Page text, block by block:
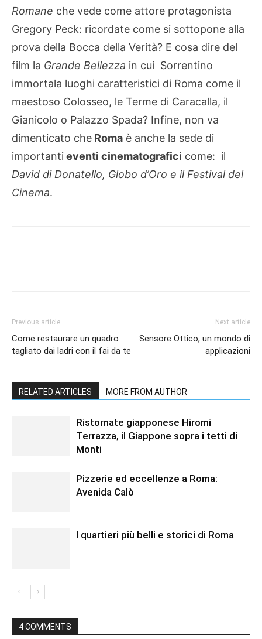
Romane che vede come attore protagonista
Gregory Peck: ricordate come si sottopone alla
prova della Bocca della Verità? E cosa dire del
film la Grande Bellezza in cui Sorrentino
immortala luoghi caratteristici di Roma come il
maestoso Colosseo, le Terme di Caracalla, il
Gianicolo o Palazzo Spada? Infine, non va
dimenticato che Roma è anche la sede di
importanti eventi cinematografici come: il
David di Donatello, Globo d’Oro e il Festival del
Cinema.
Previous article
Come restaurare un quadro
tagliato dai ladri con il fai da te
Next article
Sensore Ottico, un mondo di
applicazioni
RELATED ARTICLES MORE FROM AUTHOR
Ristornate giapponese Hiromi
Terrazza, il Giappone sopra i tetti di
Monti
Pizzerie ed eccellenze a Roma:
Avenida Calò
I quartieri più belli e storici di Roma
4 COMMENTS